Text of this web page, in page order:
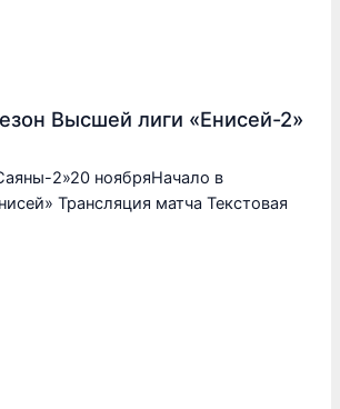
Высшей лиги «Енисей-2»
2»20 ноябряНачало в
Трансляция матча Текстовая